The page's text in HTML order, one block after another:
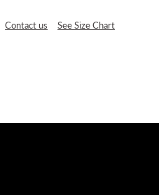
Contact us See Size Chart